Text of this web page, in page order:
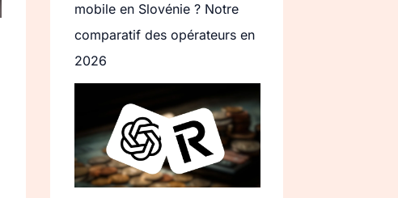
mobile en Slovénie ? Notre
comparatif des opérateurs en
2026